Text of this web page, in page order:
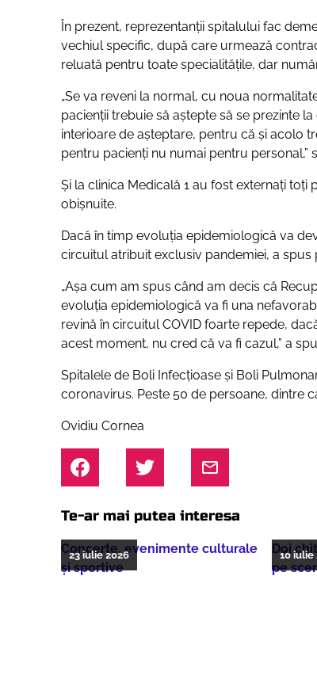
În prezent, reprezentanții spitalului fac
vechiul specific, după care urmează
reluată pentru toate specialitățile, dar
„Se va reveni la normal, cu noua
pacienții trebuie să aștepte să se prezinte
interioare de așteptare, pentru că și acolo
pentru pacienți nu numai pentru personal,”
Și la clinica Medicală 1 au fost externați
obișnuite.
Dacă în timp evoluția epidemiologică va
circuitul atribuit exclusiv pandemiei, a
„Așa cum am spus când am decis că
evoluția epidemiologică va fi una
revină în circuitul COVID foarte repede,
acest moment, nu cred că va fi cazul,” a
Spitalele de Boli Infecțioase și Boli
coronavirus. Peste 50 de persoane, dintre
Ovidiu Cornea
Te-ar mai putea interesa
Concerte, evenimente culturale
şi sportive
23 iulie 2026
Doi
pe
10 iulie